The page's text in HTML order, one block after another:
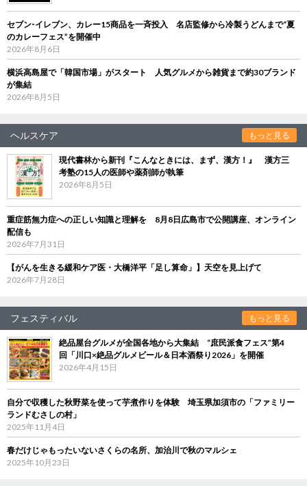
セブン‐イレブン、カレー15商品を一斉投入 名店監修から冷製うどんまで“夏
のカレーフェス”を開催中
2026年8月6日
横浜高島屋で「韓国市場」がスタート 人気グルメから雑貨まで約30ブランド
が集結
2026年8月5日
ヘルスケア もっと見る
現代書林から新刊『こんなときには、まず、漢方！』 漢方三
考塾の15人の医師や薬剤師が執筆
2026年8月5日
重症筋無力症への正しい知識と理解を 8月8日広島市で公開講座、オンライン
配信も
2026年7月31日
【がんを生きる緩和ケア医・大橋洋平「足し算命」】天空を見上げて
2026年7月28日
フェスティバル もっと見る
絶品屋台グルメが全国各地から大集結 “庶民派食フェス”第4
回「川口×絶品グルメビール＆日本酒祭り2026」を開催
2026年4月15日
自分で収穫した秋野菜を使って芋煮作りを体験 埼玉県加須市の「ファミリー
ランドむさしの村」
2025年11月4日
春だけじゃもったいないさくらの名所、加治川で秋のマルシェ
2025年10月23日